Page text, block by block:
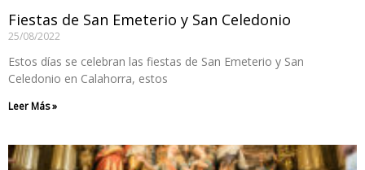
Fiestas de San Emeterio y San Celedonio
25/08/2022
Estos días se celebran las fiestas de San Emeterio y San
Celedonio en Calahorra, estos
Leer Más »